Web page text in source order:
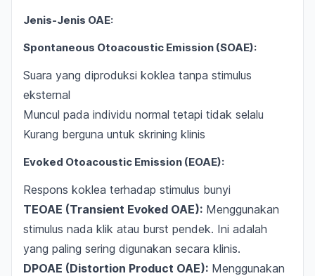
Jenis-Jenis OAE:
Spontaneous Otoacoustic Emission (SOAE):
Suara yang diproduksi koklea tanpa stimulus
eksternal
Muncul pada individu normal tetapi tidak selalu
Kurang berguna untuk skrining klinis
Evoked Otoacoustic Emission (EOAE):
Respons koklea terhadap stimulus bunyi
TEOAE (Transient Evoked OAE): Menggunakan
stimulus nada klik atau burst pendek. Ini adalah
yang paling sering digunakan secara klinis.
DPOAE (Distortion Product OAE): Menggunakan